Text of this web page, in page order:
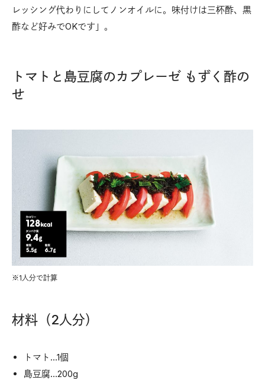
レッシング代わりにしてノンオイルに。味付けは三杯酢、黒
酢など好みでOKです」。
トマトと島豆腐のカプレーゼ もずく酢の
せ
※1人分で計算
材料（2人分）
トマト…1個
島豆腐…200g